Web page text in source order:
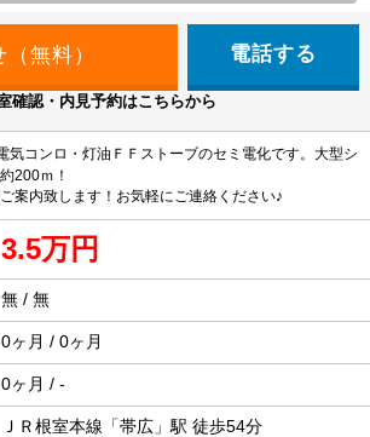
電話する
確認・内見予約はこちらから
気コンロ・灯油ＦＦストーブのセミ電化です。大型シ
200ｍ！
案内致します！お気軽にご連絡ください♪
3.5万円
無 / 無
0ヶ月 / 0ヶ月
0ヶ月 / -
ＪＲ根室本線「帯広」駅 徒歩54分